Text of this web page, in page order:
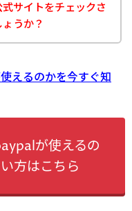
サイトをチェックさ
うか？
えるのかを今すぐ知
が使えるの
方はこちら